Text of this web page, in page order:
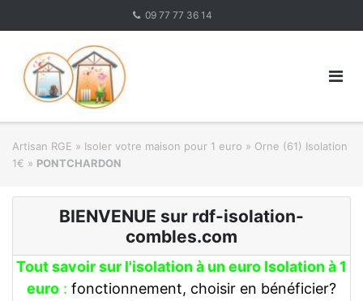
09 77 77 36 14
Artisan RGE » Isoler votre maison pour 1 euro » Orne (61) Isolation
1€ » PONTCHARDON
BIENVENUE sur rdf-isolation-
combles.com
Tout savoir sur l'isolation à un euro Isolation à 1
euro : fonctionnement, choisir en bénéficier?